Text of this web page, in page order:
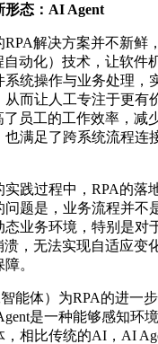
形态：AI Agent
解决方案并不新鲜
自动化）技术，让软件
统操作与业务处理，
从而让人工专注于更有
了员工的工作效率，减
也满足了跨系统流程连
践过程中，RPA的落
问题是，业务流程并不
业务环境，特别是对
，无法实现自适应变
。
能体）为RPA的进一
是一种能够感知环境
相比传统的AI，AI